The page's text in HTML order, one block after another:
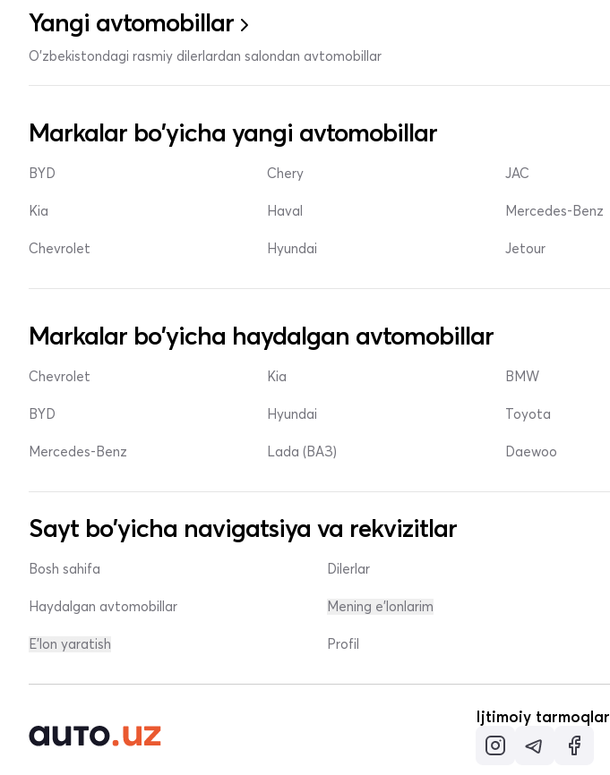
Yangi avtomobillar
O'zbekistondagi rasmiy dilerlardan salondan avtomobillar
Markalar bo'yicha yangi avtomobillar
BYD
Kia
Chevrolet
Chery
Haval
Hyundai
JAC
Mercedes-Benz
Jetour
Markalar bo'yicha haydalgan avtomobillar
Chevrolet
BYD
Mercedes-Benz
Kia
Hyundai
Lada (ВАЗ)
BMW
Toyota
Daewoo
Sayt bo'yicha navigatsiya va rekvizitlar
Bosh sahifa
Haydalgan avtomobillar
E'lon yaratish
Dilerlar
Mening e'lonlarim
Profil
Ijtimoiy tarmoqlar